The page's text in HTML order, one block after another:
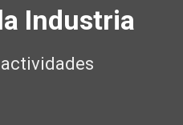
Industria